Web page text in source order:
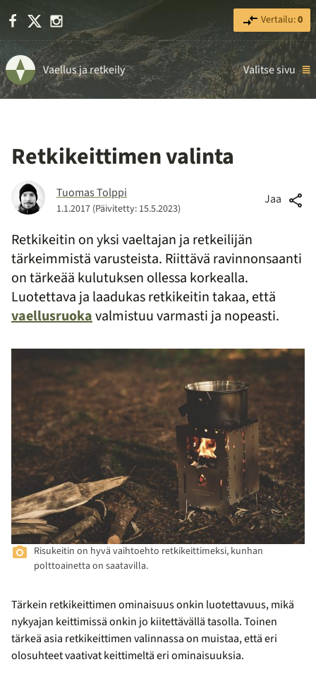
Facebook Instagram Vertailu:0
Vaellus ja retkeily Valitse sivu
Retkikeittimen valinta
Tuomas Tolppi
1.1.2017 (Päivitetty: 15.5.2023)
Jaa
Retkikeitin on yksi vaeltajan ja retkeilijän
tärkeimmistä varusteista. Riittävä ravinnonsaanti
on tärkeää kulutuksen ollessa korkealla.
Luotettava ja laadukas retkikeitin takaa, että
vaellusruokavalmistuu varmasti ja nopeasti.
Risukeitin on hyvä vaihtoehto retkikeittimeksi, kunhan
polttoainetta on saatavilla.
Tärkein retkikeittimen ominaisuus onkin luotettavuus, mikä
nykyajan keittimissä onkin jo kiitettävällä tasolla. Toinen
tärkeä asia retkikeittimen valinnassa on muistaa, että eri
olosuhteet vaativat keittimeltä eri ominaisuuksia.